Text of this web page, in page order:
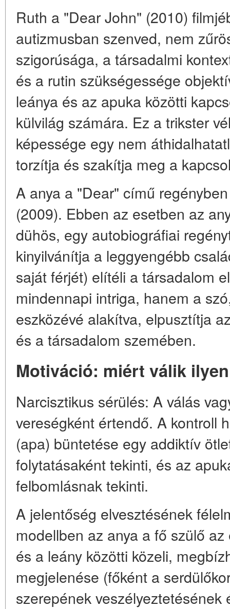
Ruth a "Dear John" (2010)
autizmusban szenved, nem
szigorúsága, a társadalmi
és a rutin szükségessége
leánya és az apuka közötti
külvilág számára. Ez a trikster
képessége egy nem
torzítja és szakítja meg a
A anya a "Dear" című
(2009). Ebben az esetben az
dühös, egy autobiográfiai
kinyilvánítja a leggyengébb
saját férjét) elítéli a társadalom
mindennapi intriga, hanem a
eszközévé alakítva, elpusztítja
és a társadalom szemében.
Motiváció: miért válik
Narcisztikus sérülés: A válás
vereségként értendő. A kontroll
(apa) büntetése egy addiktív
folytatásaként tekinti, és az
felbomlásnak tekinti.
A jelentőség elvesztésének
modellben az anya a fő szülő
és a leány közötti közeli,
megjelenése (főként a
szerepének veszélyeztetésének